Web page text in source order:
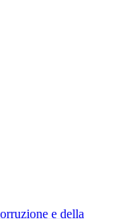
e della